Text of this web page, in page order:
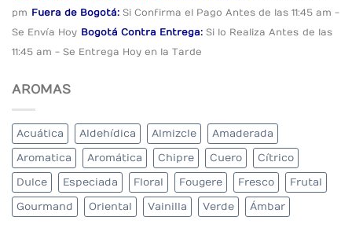
pm Fuera de Bogotá: Si Confirma el Pago Antes de las 11:45 am -
Se Envía Hoy Bogotá Contra Entrega: Si lo Realiza Antes de las
11:45 am - Se Entrega Hoy en la Tarde
AROMAS
Acuática Aldehídica Almizcle Amaderada
Aromatica Aromática Chipre Cuero Cítrico
Dulce Especiada Floral Fougere Fresco Frutal
Gourmand Oriental Vainilla Verde Ámbar